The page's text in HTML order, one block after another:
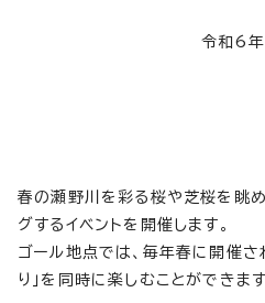
令和6年
春の瀬野川を彩る桜や芝桜を眺
グするイベントを開催します。
ゴール地点では、毎年春に開催さ
り」を同時に楽しむことができます